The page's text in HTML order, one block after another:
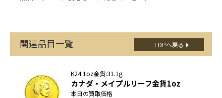
関連品目一覧 TOPへ戻る
K24 1oz金貨:31.1g
カナダ・メイプルリーフ金貨1oz
本日の買取価格